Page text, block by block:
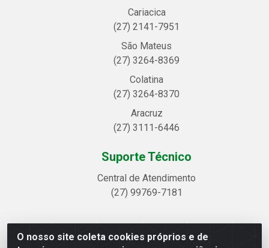
O nosso site coleta cookies próprios e de
Cariacica
(27) 2141-7951
São Mateus
(27) 3264-8369
Colatina
(27) 3264-8370
Aracruz
(27) 3111-6446
Suporte Técnico
Central de Atendimento
(27) 99769-7181
Linhavix Distribuidora LTDA - Avenida Alegre, 2521 -